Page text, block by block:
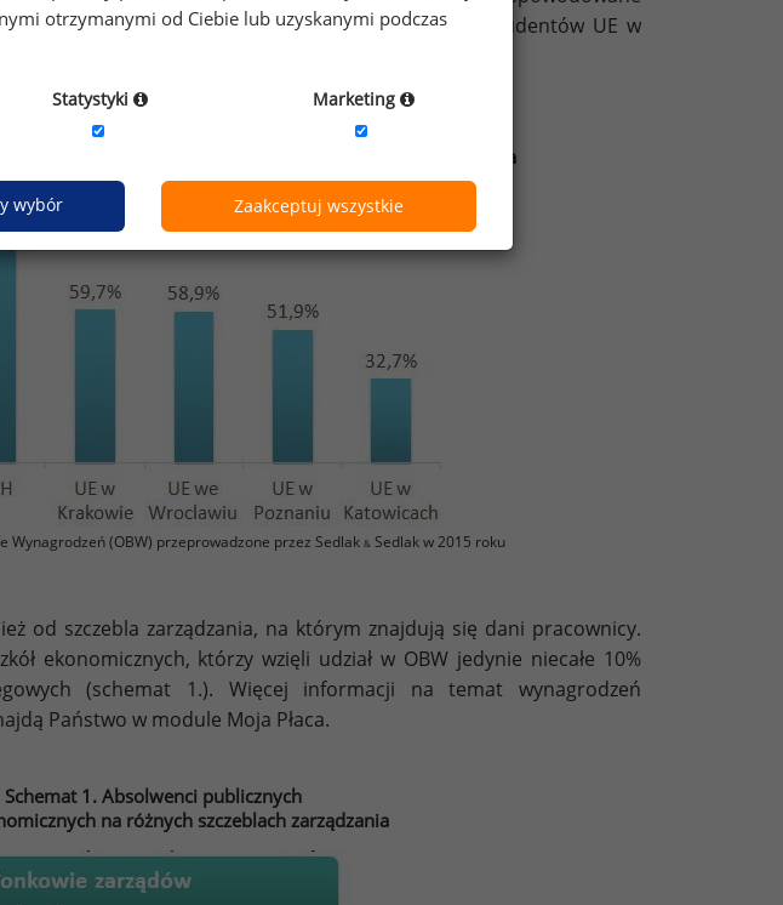
Okręgu Przemysłowego. 81% byłych studentów UE w
1. Odsetek absolwentów publicznych
w 2015 roku w mieście, w którym ukończyli studia
Wynagrodzeń (OBW) przeprowadzone przez Sedlak &Sedlak w 2015 roku
od szczebla zarządzania, na którym znajdują się dani pracownicy.
ekonomicznych, którzy wzięli udział w OBW jedynie niecałe 10%
(schemat 1.). Więcej informacji na temat wynagrodzeń
Państwo w module Moja Płaca.
Schemat 1. Absolwenci publicznych
na różnych szczeblach zarządzania
otrzymanymi od Ciebie lub uzyskanymi podczas
Statystyki Marketing
wybór Zaakceptuj wszystkie